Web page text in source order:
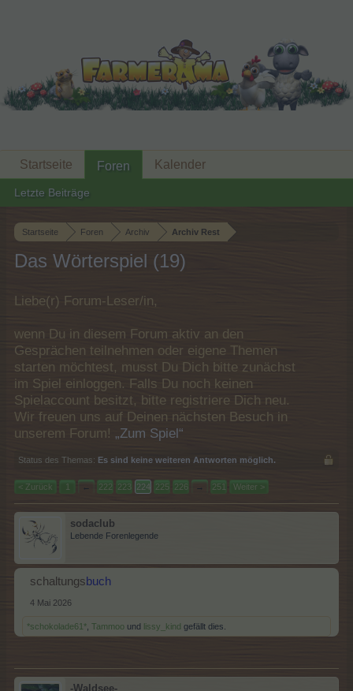
Startseite Foren Archiv Archiv Rest
Das Wörterspiel (19)
Liebe(r) Forum-Leser/in,
wenn Du in diesem Forum aktiv an den
Gesprächen teilnehmen oder eigene Themen
starten möchtest, musst Du Dich bitte zunächst
im Spiel einloggen. Falls Du noch keinen
Spielaccount besitzt, bitte registriere Dich neu.
Wir freuen uns auf Deinen nächsten Besuch in
unserem Forum! „Zum Spiel“
Status des Themas: Es sind keine weiteren Antworten möglich.
< Zurück 1 ← 222 223 224 225 226 → 251 Weiter >
sodaclub
Lebende Forenlegende
schaltungsbuch
4 Mai 2026
*schokolade61* Tammoo und lissy_kind gefällt dies.
-Waldsee-
Startseite Foren
Letzte Beiträge
Kalender